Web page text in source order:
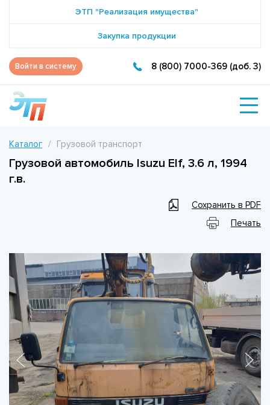
ЭТП "Реализация имущества"
Закупка продукции
Войти в систему 8 (800) 7000-369 (доб. 3)
Каталог Грузовой транспорт
Грузовой автомобиль Isuzu Elf, 3.6 л, 1994
г.в.
Сохранить в PDF
Печать